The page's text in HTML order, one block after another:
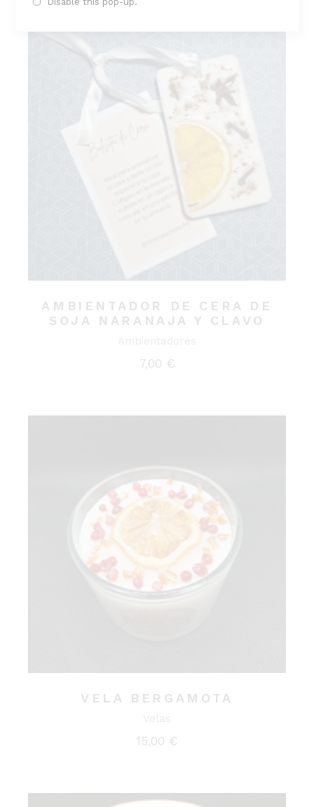
AMBIENTADOR DE CERA DE
SOJA NARANAJA Y CLAVO
7,00 €
VELA BERGAMOTA
15,00 €